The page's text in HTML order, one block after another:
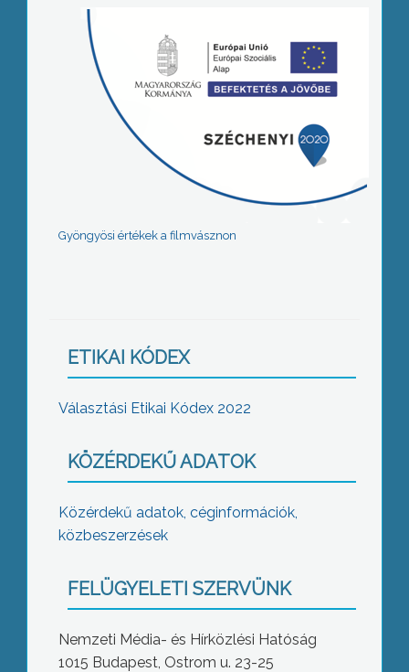
Gyöngyösi értékek a filmvásznon
ETIKAI KÓDEX
Választási Etikai Kódex 2022
KÖZÉRDEKŰ ADATOK
Közérdekű adatok, céginformációk,
közbeszerzések
FELÜGYELETI SZERVÜNK
Nemzeti Média- és Hírközlési Hatóság
1015 Budapest, Ostrom u. 23-25